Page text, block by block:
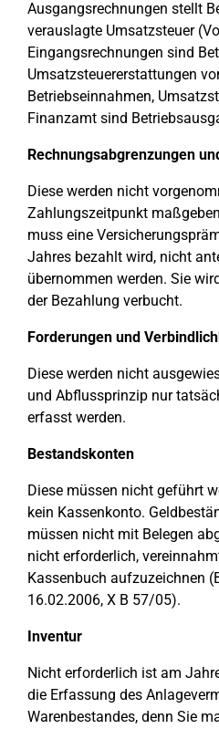
Ausgangsrechnungen stellt
verauslagte Umsatzsteuer
Eingangsrechnungen sind
Umsatzsteuererstattungen
Betriebseinnahmen,
Finanzamt sind
Rechnungsabgrenzungen
Diese werden nicht
Zahlungszeitpunkt
muss eine
Jahres bezahlt wird, nicht
übernommen werden. Sie
der Bezahlung verbucht.
Forderungen und
Diese werden nicht
und Abflussprinzip nur
erfasst werden.
Bestandskonten
Diese müssen nicht geführt
kein Kassenkonto.
müssen nicht mit Belegen
nicht erforderlich,
Kassenbuch aufzuzeichnen
16.02.2006, X B 57/05).
Inventur
Nicht erforderlich ist am
die Erfassung des
Warenbestandes, denn Sie